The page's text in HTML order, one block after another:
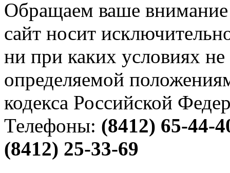
Обращаем ваше
сайт носит
ни при каких условиях
определяемой
кодекса Российской
Телефоны: (8412) 65-44-
(8412) 25-33-69